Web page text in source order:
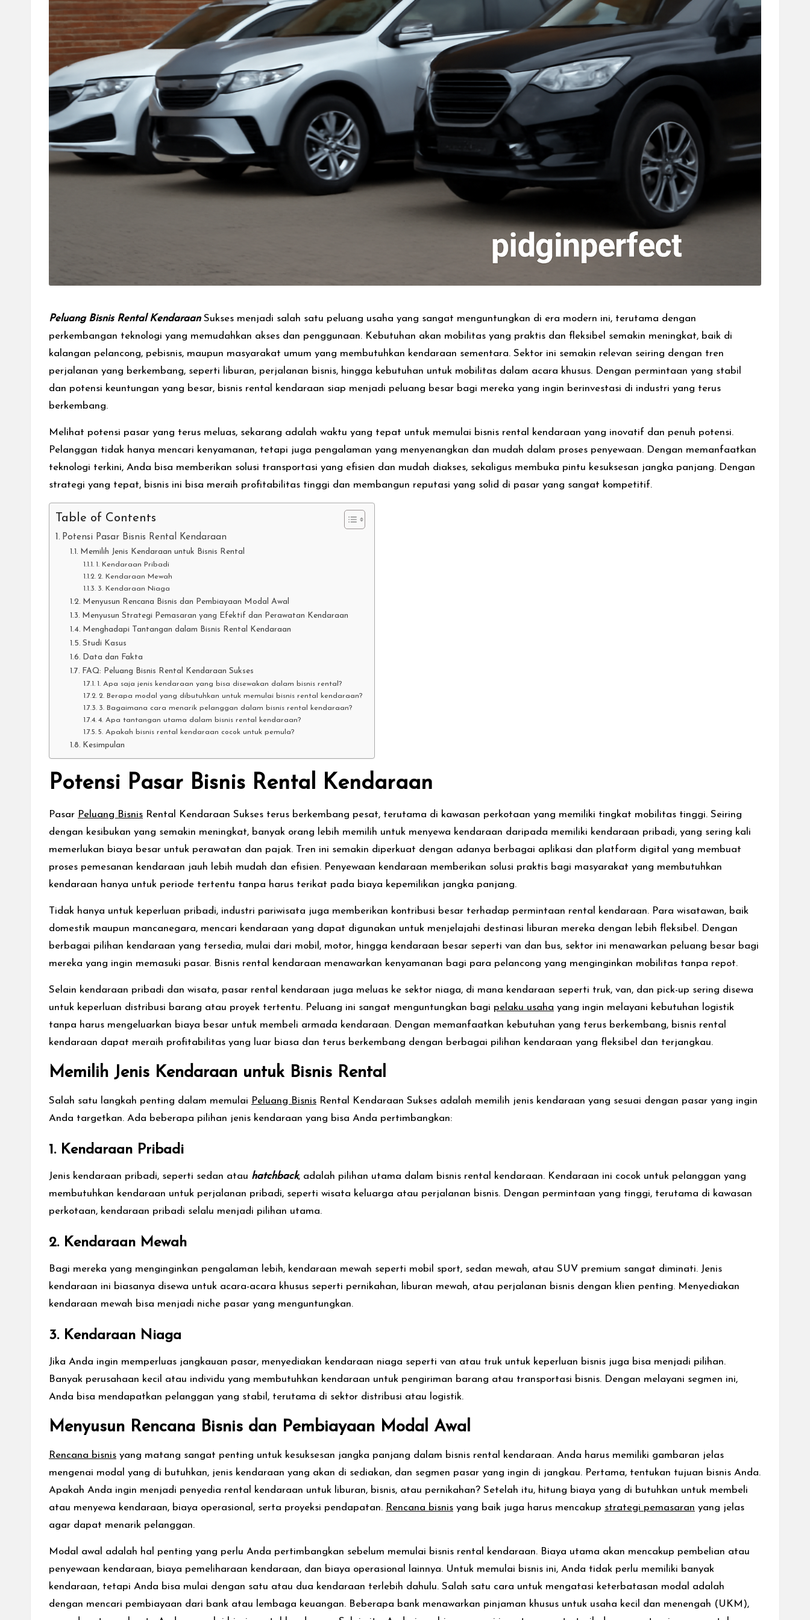
Peluang Bisnis Rental KendaraanSukses menjadi salah satu peluang usaha yang sangat menguntungkan di era modern ini, terutama dengan
perkembangan teknologi yang memudahkan akses dan penggunaan. Kebutuhan akan mobilitas yang praktis dan fleksibel semakin meningkat, baik di
kalangan pelancong, pebisnis, maupun masyarakat umum yang membutuhkan kendaraan sementara. Sektor ini semakin relevan seiring dengan tren
perjalanan yang berkembang, seperti liburan, perjalanan bisnis, hingga kebutuhan untuk mobilitas dalam acara khusus. Dengan permintaan yang stabil
dan potensi keuntungan yang besar, bisnis rental kendaraan siap menjadi peluang besar bagi mereka yang ingin berinvestasi di industri yang terus
berkembang.
Melihat potensi pasar yang terus meluas, sekarang adalah waktu yang tepat untuk memulai bisnis rental kendaraan yang inovatif dan penuh potensi.
Pelanggan tidak hanya mencari kenyamanan, tetapi juga pengalaman yang menyenangkan dan mudah dalam proses penyewaan. Dengan memanfaatkan
teknologi terkini, Anda bisa memberikan solusi transportasi yang efisien dan mudah diakses, sekaligus membuka pintu kesuksesan jangka panjang. Dengan
strategi yang tepat, bisnis ini bisa meraih profitabilitas tinggi dan membangun reputasi yang solid di pasar yang sangat kompetitif.
Table of Contents
Potensi Pasar Bisnis Rental Kendaraan
Memilih Jenis Kendaraan untuk Bisnis Rental
1. Kendaraan Pribadi
2. Kendaraan Mewah
3. Kendaraan Niaga
Menyusun Rencana Bisnis dan Pembiayaan Modal Awal
Menyusun Strategi Pemasaran yang Efektif dan Perawatan Kendaraan
Menghadapi Tantangan dalam Bisnis Rental Kendaraan
Studi Kasus
Data dan Fakta
FAQ: Peluang Bisnis Rental Kendaraan Sukses
1. Apa saja jenis kendaraan yang bisa disewakan dalam bisnis rental?
2. Berapa modal yang dibutuhkan untuk memulai bisnis rental kendaraan?
3. Bagaimana cara menarik pelanggan dalam bisnis rental kendaraan?
4. Apa tantangan utama dalam bisnis rental kendaraan?
5. Apakah bisnis rental kendaraan cocok untuk pemula?
Kesimpulan
Potensi Pasar Bisnis Rental Kendaraan
Pasar Peluang Bisnis Rental Kendaraan Sukses terus berkembang pesat, terutama di kawasan perkotaan yang memiliki tingkat mobilitas tinggi. Seiring
dengan kesibukan yang semakin meningkat, banyak orang lebih memilih untuk menyewa kendaraan daripada memiliki kendaraan pribadi, yang sering kali
memerlukan biaya besar untuk perawatan dan pajak. Tren ini semakin diperkuat dengan adanya berbagai aplikasi dan platform digital yang membuat
proses pemesanan kendaraan jauh lebih mudah dan efisien. Penyewaan kendaraan memberikan solusi praktis bagi masyarakat yang membutuhkan
kendaraan hanya untuk periode tertentu tanpa harus terikat pada biaya kepemilikan jangka panjang.
Tidak hanya untuk keperluan pribadi, industri pariwisata juga memberikan kontribusi besar terhadap permintaan rental kendaraan. Para wisatawan, baik
domestik maupun mancanegara, mencari kendaraan yang dapat digunakan untuk menjelajahi destinasi liburan mereka dengan lebih fleksibel. Dengan
berbagai pilihan kendaraan yang tersedia, mulai dari mobil, motor, hingga kendaraan besar seperti van dan bus, sektor ini menawarkan peluang besar bagi
mereka yang ingin memasuki pasar. Bisnis rental kendaraan menawarkan kenyamanan bagi para pelancong yang menginginkan mobilitas tanpa repot.
Selain kendaraan pribadi dan wisata, pasar rental kendaraan juga meluas ke sektor niaga, di mana kendaraan seperti truk, van, dan pick-up sering disewa
untuk keperluan distribusi barang atau proyek tertentu. Peluang ini sangat menguntungkan bagi pelaku usaha yang ingin melayani kebutuhan logistik
tanpa harus mengeluarkan biaya besar untuk membeli armada kendaraan. Dengan memanfaatkan kebutuhan yang terus berkembang, bisnis rental
kendaraan dapat meraih profitabilitas yang luar biasa dan terus berkembang dengan berbagai pilihan kendaraan yang fleksibel dan terjangkau.
Memilih Jenis Kendaraan untuk Bisnis Rental
Salah satu langkah penting dalam memulai Peluang Bisnis Rental Kendaraan Sukses adalah memilih jenis kendaraan yang sesuai dengan pasar yang ingin
Anda targetkan. Ada beberapa pilihan jenis kendaraan yang bisa Anda pertimbangkan:
1. Kendaraan Pribadi
Jenis kendaraan pribadi, seperti sedan atau hatchback, adalah pilihan utama dalam bisnis rental kendaraan. Kendaraan ini cocok untuk pelanggan yang
membutuhkan kendaraan untuk perjalanan pribadi, seperti wisata keluarga atau perjalanan bisnis. Dengan permintaan yang tinggi, terutama di kawasan
perkotaan, kendaraan pribadi selalu menjadi pilihan utama.
2. Kendaraan Mewah
Bagi mereka yang menginginkan pengalaman lebih, kendaraan mewah seperti mobil sport, sedan mewah, atau SUV premium sangat diminati. Jenis
kendaraan ini biasanya disewa untuk acara-acara khusus seperti pernikahan, liburan mewah, atau perjalanan bisnis dengan klien penting. Menyediakan
kendaraan mewah bisa menjadi niche pasar yang menguntungkan.
3. Kendaraan Niaga
Jika Anda ingin memperluas jangkauan pasar, menyediakan kendaraan niaga seperti van atau truk untuk keperluan bisnis juga bisa menjadi pilihan.
Banyak perusahaan kecil atau individu yang membutuhkan kendaraan untuk pengiriman barang atau transportasi bisnis. Dengan melayani segmen ini,
Anda bisa mendapatkan pelanggan yang stabil, terutama di sektor distribusi atau logistik.
Menyusun Rencana Bisnis dan Pembiayaan Modal Awal
Rencana bisnis yang matang sangat penting untuk kesuksesan jangka panjang dalam bisnis rental kendaraan. Anda harus memiliki gambaran jelas
mengenai modal yang di butuhkan, jenis kendaraan yang akan di sediakan, dan segmen pasar yang ingin di jangkau. Pertama, tentukan tujuan bisnis Anda.
Apakah Anda ingin menjadi penyedia rental kendaraan untuk liburan, bisnis, atau pernikahan? Setelah itu, hitung biaya yang di butuhkan untuk membeli
atau menyewa kendaraan, biaya operasional, serta proyeksi pendapatan. Rencana bisnis yang baik juga harus mencakup strategi pemasaran yang jelas
agar dapat menarik pelanggan.
Modal awal adalah hal penting yang perlu Anda pertimbangkan sebelum memulai bisnis rental kendaraan. Biaya utama akan mencakup pembelian atau
penyewaan kendaraan, biaya pemeliharaan kendaraan, dan biaya operasional lainnya. Untuk memulai bisnis ini, Anda tidak perlu memiliki banyak
kendaraan, tetapi Anda bisa mulai dengan satu atau dua kendaraan terlebih dahulu. Salah satu cara untuk mengatasi keterbatasan modal adalah
dengan mencari pembiayaan dari bank atau lembaga keuangan. Beberapa bank menawarkan pinjaman khusus untuk usaha kecil dan menengah (UKM),